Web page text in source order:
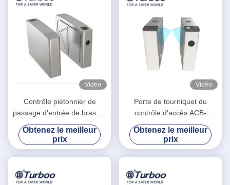
Vidéo
Contrôle piétonnier de
passage d'entrée de bras de
PC de tourniquet de porte de
barrière d'aileron dans la
gare routière
Obtenez le meilleur
prix
Vidéo
Porte de tourniquet du
contrôle d'accès ACB-
001/tourniquet barrière
d'aileron pour des parcs
d'attractions
Obtenez le meilleur
prix